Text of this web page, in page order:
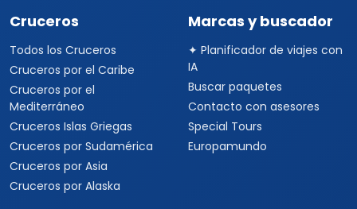
Cruceros
Todos los Cruceros
Cruceros por el Caribe
Cruceros por el
Mediterráneo
Cruceros Islas Griegas
Cruceros por Sudamérica
Cruceros por Asia
Cruceros por Alaska
Marcas y buscador
✦ Planificador de viajes con
IA
Buscar paquetes
Contacto con asesores
Special Tours
Europamundo